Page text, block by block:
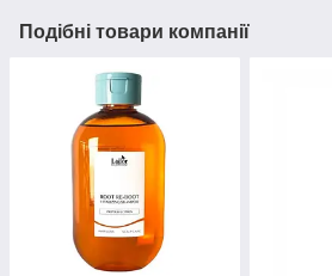
Подібні товари компанії